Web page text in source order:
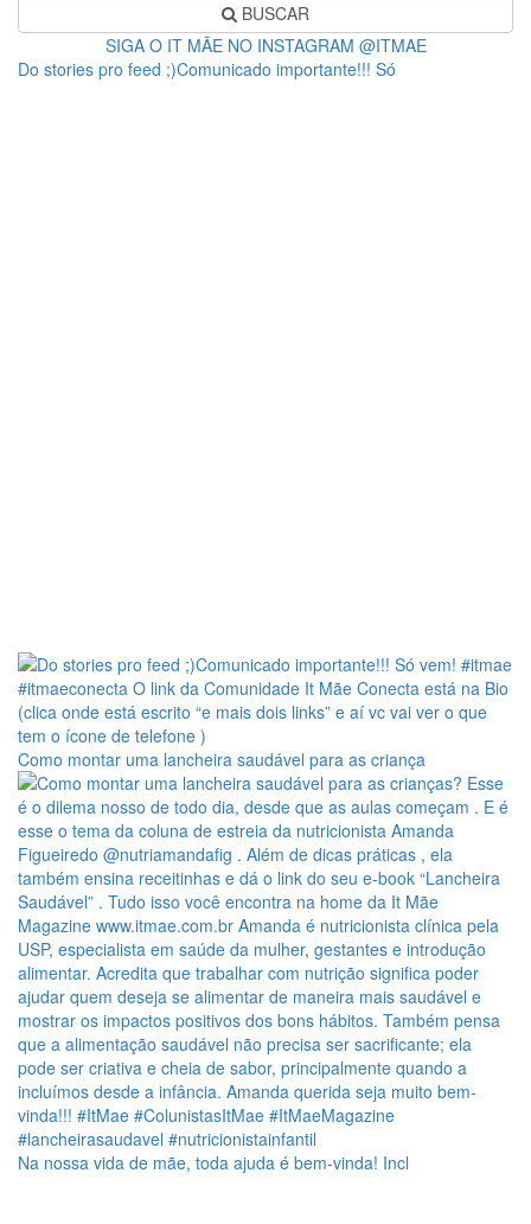
BUSCAR
SIGA O IT MÃE NO INSTAGRAM @ITMAE
Do stories pro feed ;)Comunicado importante!!! Só
Como montar uma lancheira saudável para as criança
Na nossa vida de mãe, toda ajuda é bem-vinda! Incl